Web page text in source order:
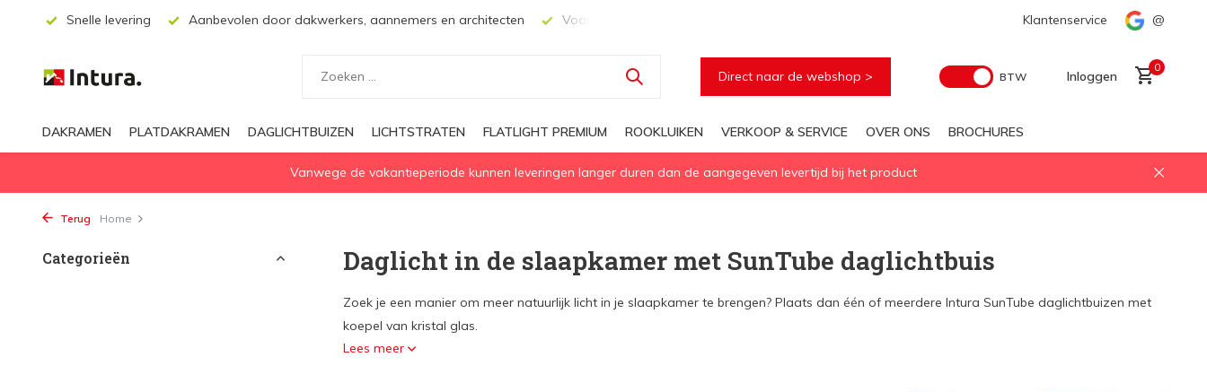
Snelle levering Aanbevolen door dakwerkers, aannemers en architecten Voor elke geïsoleerd daglichtoplossing Klantenservice @
Direct naar de webshop > BTW Inloggen
0
DAKRAMEN PLATDAKRAMEN DAGLICHTBUIZEN LICHTSTRATEN FLATLIGHT PREMIUM ROOKLUIKEN VERKOOP & SERVICE OVER ONS BROCHURES
Vanwege de vakantieperiode kunnen leveringen langer duren dan de aangegeven levertijd bij het product
Terug Home
Categorieën Daglicht in de slaapkamer met SunTube daglichtbuis
Zoek je een manier om meer natuurlijk licht in je slaapkamer te brengen? Plaats dan één of meerdere Intura SunTube daglichtbuizen met
koepel van kristal glas.
Lees meer